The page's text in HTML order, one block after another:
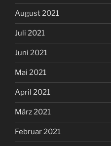
August 2021
Juli 2021
Juni 2021
Mai 2021
April 2021
März 2021
Februar 2021